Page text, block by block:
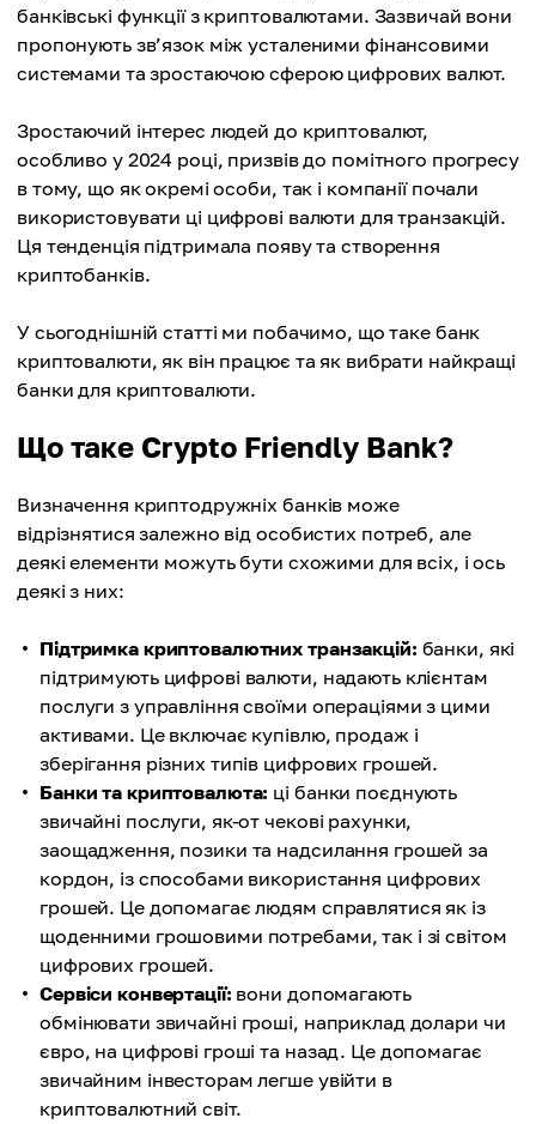
банківські функції з криптовалютами. Зазвичай вони
пропонують зв’язок між усталеними фінансовими
системами та зростаючою сферою цифрових валют.
Зростаючий інтерес людей до криптовалют,
особливо у 2024 році, призвів до помітного прогресу
в тому, що як окремі особи, так і компанії почали
використовувати ці цифрові валюти для транзакцій.
Ця тенденція підтримала появу та створення
криптобанків.
У сьогоднішній статті ми побачимо, що таке банк
криптовалюти, як він працює та як вибрати найкращі
банки для криптовалюти.
Що таке Crypto Friendly Bank?
Визначення криптодружніх банків може
відрізнятися залежно від особистих потреб, але
деякі елементи можуть бути схожими для всіх, і ось
деякі з них:
Підтримка криптовалютних транзакцій: банки, які
підтримують цифрові валюти, надають клієнтам
послуги з управління своїми операціями з цими
активами. Це включає купівлю, продаж і
зберігання різних типів цифрових грошей.
Банки та криптовалюта: ці банки поєднують
звичайні послуги, як-от чекові рахунки,
заощадження, позики та надсилання грошей за
кордон, із способами використання цифрових
грошей. Це допомагає людям справлятися як із
щоденними грошовими потребами, так і зі світом
цифрових грошей.
Сервіси конвертації: вони допомагають
обмінювати звичайні гроші, наприклад долари чи
євро, на цифрові гроші та назад. Це допомагає
звичайним інвесторам легше увійти в
криптовалютний світ.